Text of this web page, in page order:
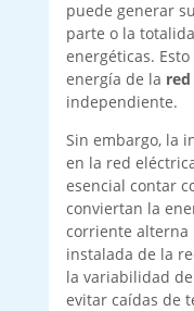
puede generar
parte o la
energéticas.
energía de la
independiente.
Sin embargo, la
en la red
esencial contar
conviertan la
corriente alterna
instalada de la
la variabilidad
evitar caídas de